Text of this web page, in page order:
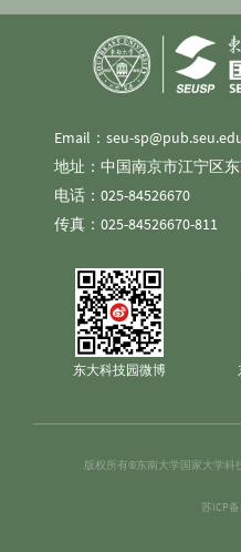
Email：seu-
地址：中国南京市江宁区
电话：025-84526670
传真：025-84526670-811
东大科技园微博
版权所有©东南大学国家大学科
苏ICP备